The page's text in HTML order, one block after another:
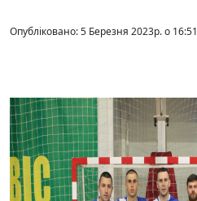
Опубліковано: 5 Березня 2023р. о 16:51